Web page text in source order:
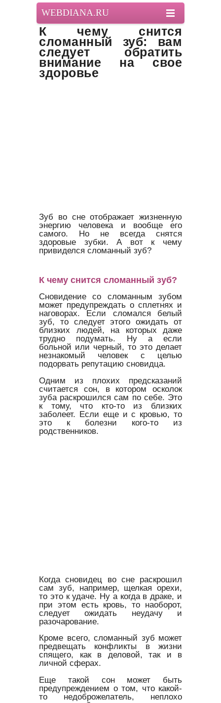
WEBDIANA.RU
К чему снится
сломанный зуб: вам
следует обратить
внимание на свое
здоровье
Зуб во сне отображает жизненную
энергию человека и вообще его
самого. Но не всегда снятся
здоровые зубки. А вот к чему
привиделся сломанный зуб?
К чему снится сломанный зуб?
Сновидение со сломанным зубом
может предупреждать о сплетнях и
наговорах. Если сломался белый
зуб, то следует этого ожидать от
близких людей, на которых даже
трудно подумать. Ну а если
больной или черный, то это делает
незнакомый человек с целью
подорвать репутацию сновидца.
Одним из плохих предсказаний
считается сон, в котором осколок
зуба раскрошился сам по себе. Это
к тому, что кто-то из близких
заболеет. Если еще и с кровью, то
это к болезни кого-то из
родственников.
Когда сновидец во сне раскрошил
сам зуб, например, щелкая орехи,
то это к удаче. Ну а когда в драке, и
при этом есть кровь, то наоборот,
следует ожидать неудачу и
разочарование.
Кроме всего, сломанный зуб может
предвещать конфликты в жизни
спящего, как в деловой, так и в
личной сферах.
Еще такой сон может быть
предупреждением о том, что какой-
то недоброжелатель, неплохо